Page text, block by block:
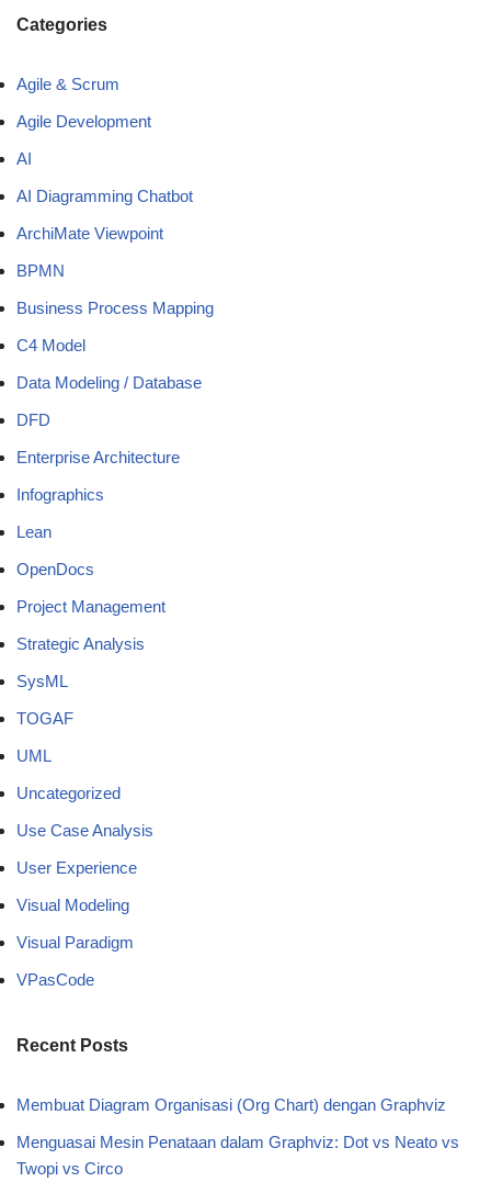
Categories
Agile & Scrum
Agile Development
AI
AI Diagramming Chatbot
ArchiMate Viewpoint
BPMN
Business Process Mapping
C4 Model
Data Modeling / Database
DFD
Enterprise Architecture
Infographics
Lean
OpenDocs
Project Management
Strategic Analysis
SysML
TOGAF
UML
Uncategorized
Use Case Analysis
User Experience
Visual Modeling
Visual Paradigm
VPasCode
Recent Posts
Membuat Diagram Organisasi (Org Chart) dengan Graphviz
Menguasai Mesin Penataan dalam Graphviz: Dot vs Neato vs
Twopi vs Circo